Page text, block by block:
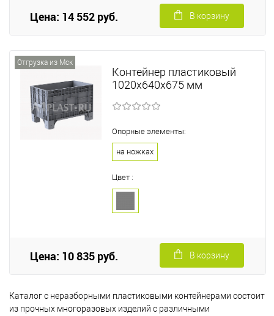
Цена: 14 552 руб. В корзину
Отгрузка из Мск
Контейнер пластиковый
1020х640х675 мм
Опорные элементы:
на ножках
Цвет :
Цена: 10 835 руб. В корзину
Каталог с неразборными пластиковыми контейнерами состоит
из прочных многоразовых изделий с различными